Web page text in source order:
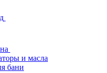
и масла
бани